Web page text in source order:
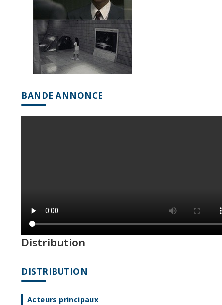
BANDE ANNONCE
Distribution
DISTRIBUTION
Acteurs principaux